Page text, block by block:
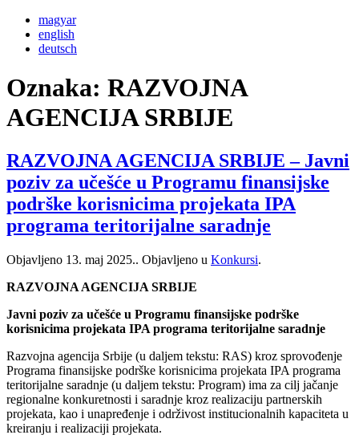
magyar
english
deutsch
Oznaka: RAZVOJNA
AGENCIJA SRBIJE
RAZVOJNA AGENCIJA SRBIJE – Javni
poziv za učešće u Programu finansijske
podrške korisnicima projekata IPA
programa teritorijalne saradnje
Objavljeno 13. maj 2025.. Objavljeno u Konkursi.
RAZVOJNA AGENCIJA SRBIJE
Javni poziv za učešće u Programu finansijske podrške
korisnicima projekata IPA programa teritorijalne saradnje
Razvojna agencija Srbije (u daljem tekstu: RAS) kroz sprovođenje
Programa finansijske podrške korisnicima projekata IPA programa
teritorijalne saradnje (u daljem tekstu: Program) ima za cilj jačanje
regionalne konkuretnosti i saradnje kroz realizaciju partnerskih
projekata, kao i unapređenje i održivost institucionalnih kapaciteta u
kreiranju i realizaciji projekata.